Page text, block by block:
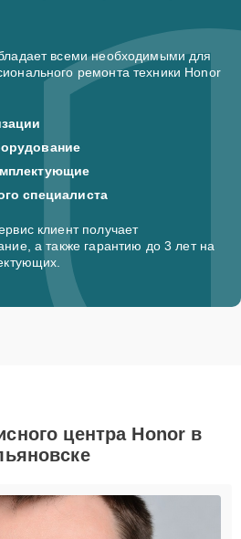
всеми необходимыми для
ремонта техники Honor
специалиста
клиент получает
а также гарантию до 3 лет на
центра Honor в